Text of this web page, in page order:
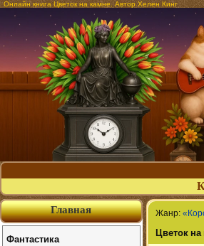
Онлайн книга Цветок на камне. Автор Хелен Кинг
Жанр:
Цветок
Главная
Фантастика